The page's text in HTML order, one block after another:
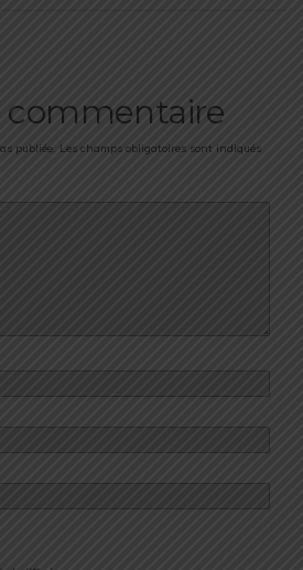
commentaire
publiée. Les champs obligatoires sont indiqués